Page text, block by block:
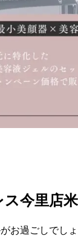
今里店米
お過ごしでしょ